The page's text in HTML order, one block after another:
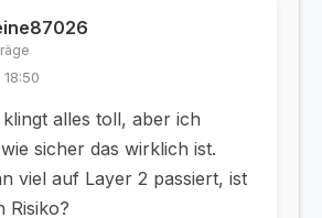
klingt alles toll, aber ich
sicher das wirklich ist.
viel auf Layer 2 passiert, ist
Risiko?